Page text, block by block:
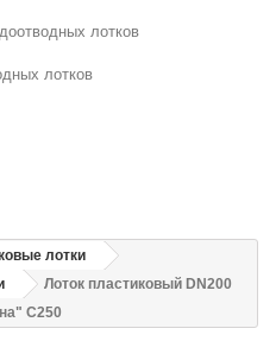
лотков
лотков
лотки
Лоток пластиковый DN200
C250